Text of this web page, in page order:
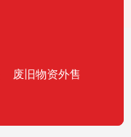
废旧物资外售